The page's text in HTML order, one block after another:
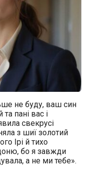
не буду, ваш син
пані вас і
свекрусі
з шиї золотий
Ірі й тихо
бо я завжди
а не ми тебе».